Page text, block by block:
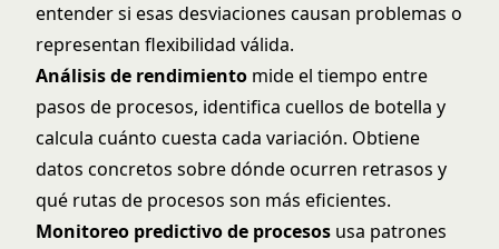
entender si esas desviaciones causan problemas o
representan flexibilidad válida.
Análisis de rendimiento mide el tiempo entre
pasos de procesos, identifica cuellos de botella y
calcula cuánto cuesta cada variación. Obtiene
datos concretos sobre dónde ocurren retrasos y
qué rutas de procesos son más eficientes.
Monitoreo predictivo de procesos usa patrones